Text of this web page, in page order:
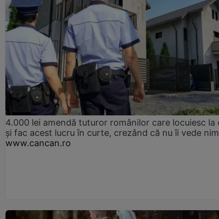
4.000 lei amendă tuturor românilor care locuiesc la
și fac acest lucru în curte, crezând că nu îi vede
www.cancan.ro